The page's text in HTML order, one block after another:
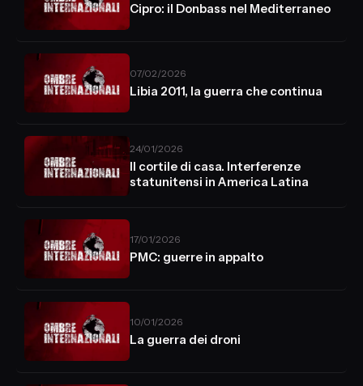
Cipro: il Donbass nel Mediterraneo
07/02/2026
Libia 2011, la guerra che continua
24/01/2026
Il cortile di casa. Interferenze
statunitensi in America Latina
17/01/2026
PMC: guerre in appalto
10/01/2026
La guerra dei droni